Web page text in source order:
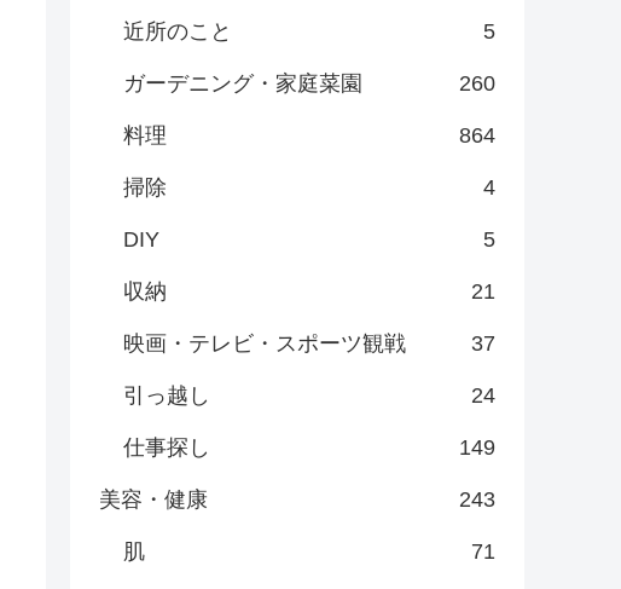
近所のこと 5
ガーデニング・家庭菜園 260
料理 864
掃除 4
DIY 5
収納 21
映画・テレビ・スポーツ観戦 37
引っ越し 24
仕事探し 149
美容・健康 243
肌 71